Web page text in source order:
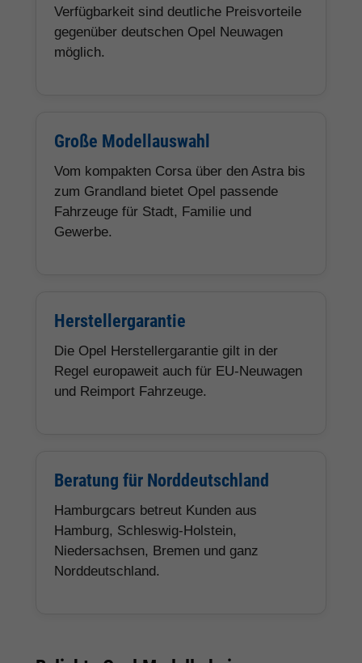
Verfügbarkeit sind deutliche Preisvorteile
gegenüber deutschen Opel Neuwagen
möglich.
Große Modellauswahl
Vom kompakten Corsa über den Astra bis
zum Grandland bietet Opel passende
Fahrzeuge für Stadt, Familie und
Gewerbe.
Herstellergarantie
Die Opel Herstellergarantie gilt in der
Regel europaweit auch für EU-Neuwagen
und Reimport Fahrzeuge.
Beratung für Norddeutschland
Hamburgcars betreut Kunden aus
Hamburg, Schleswig-Holstein,
Niedersachsen, Bremen und ganz
Norddeutschland.